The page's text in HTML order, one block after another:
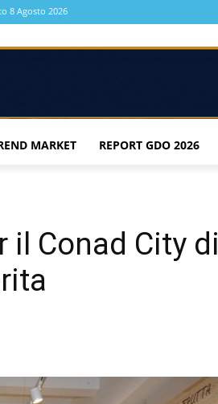
8 Agosto 2026
MARKET REPORT GDO 2026
il Conad City di